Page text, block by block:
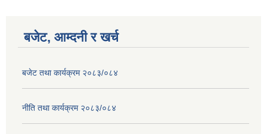
बजेट, आम्दनी र खर्च
बजेट तथा कार्यक्रम २०८३/०८४
नीति तथा कार्यक्रम २०८३/०८४